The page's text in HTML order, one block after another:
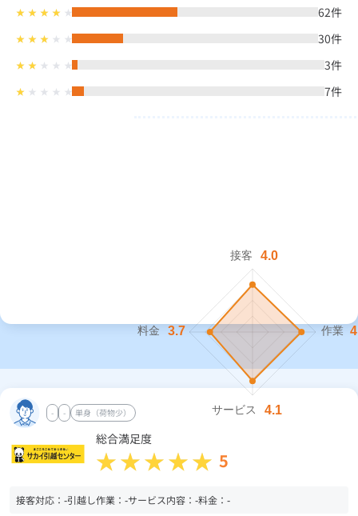
62件
30件
3件
7件
- - 単身（荷物少）
総合満足度
5
接客対応： -引越し作業： -サービス内容： -料金： -